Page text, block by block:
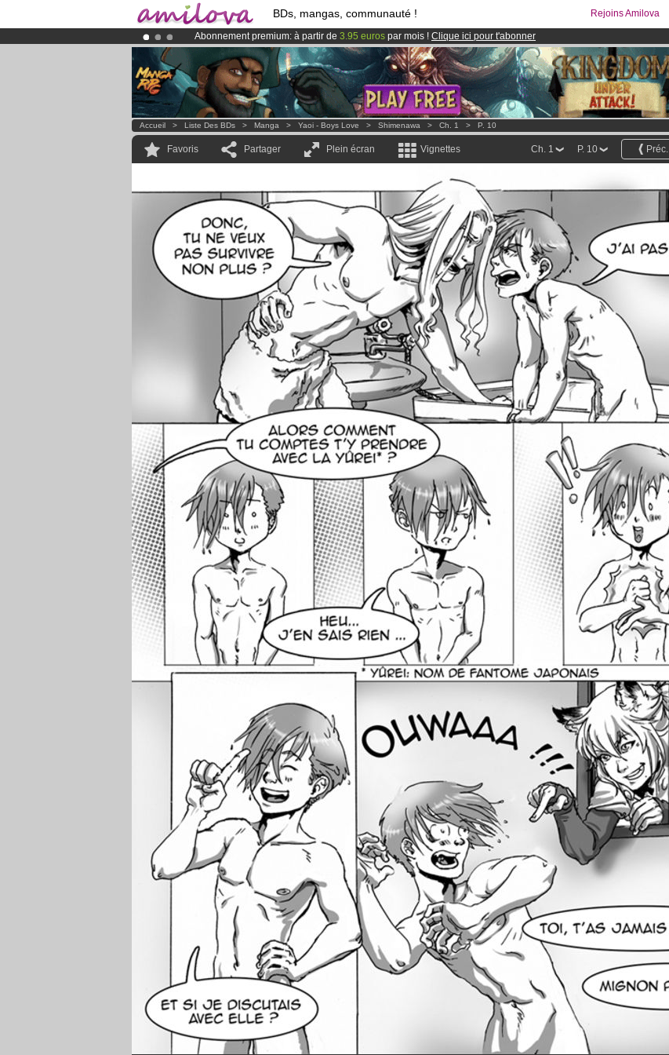
BDs, mangas, communauté ! Rejoins Amilova
Abonnement premium: à partir de 3.95 euros par mois ! Clique ici pour t'abonner
LeKickstarter Amilova est désormais lancé!.
Déjà 100000membreset 1000BDs & Mangas!
Accueil > Liste Des BDs > Manga > Yaoi - Boys Love > Shimenawa > Ch. 1 > P. 10
Favoris Partager Plein écran Vignettes Préc.
P. 10
Ch. 1